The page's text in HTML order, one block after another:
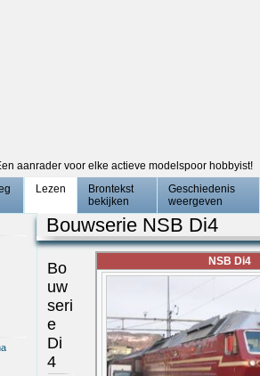
aanrader voor elke actieve modelspoor hobbyist!
Lezen
Brontekst
bekijken
Geschiedenis
weergeven
Bouwserie NSB Di4
NSB Di4
Bo
uw
seri
e
Di
4